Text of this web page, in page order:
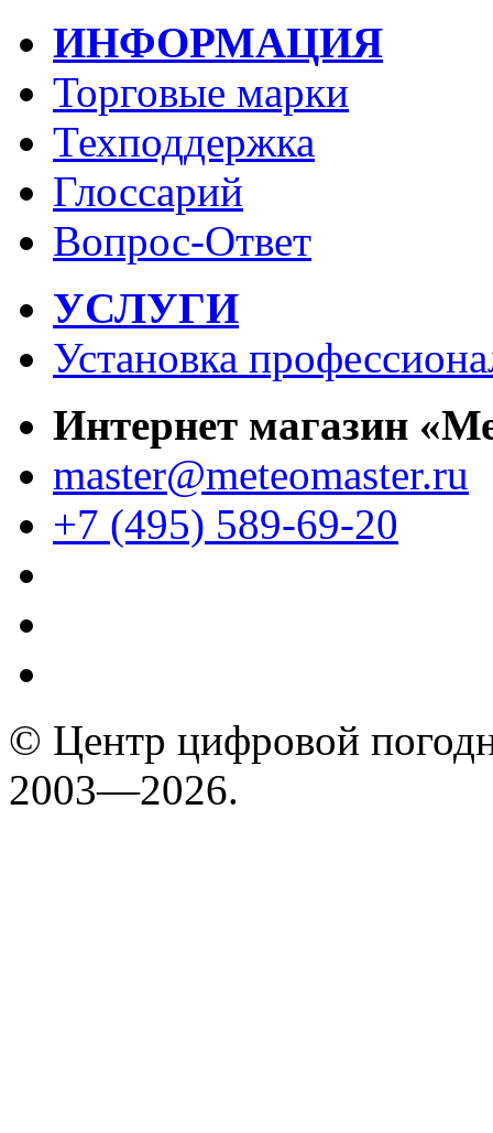
ИНФОРМАЦИЯ
Торговые марки
Техподдержка
Глоссарий
Вопрос-Ответ
УСЛУГИ
Установка
Интернет магазин
master@meteomaster.ru
+7 (495) 589-69-20
© Центр цифровой
2003—2026.